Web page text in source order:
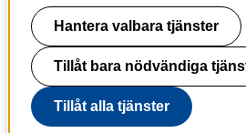
Faktura och betalning KTH
Om KTH:s webbplatser
Tillgänglighetsredogörelse
Hantera valbara tjänster
Tillåt bara nödvändiga
Tillåt alla tjänster